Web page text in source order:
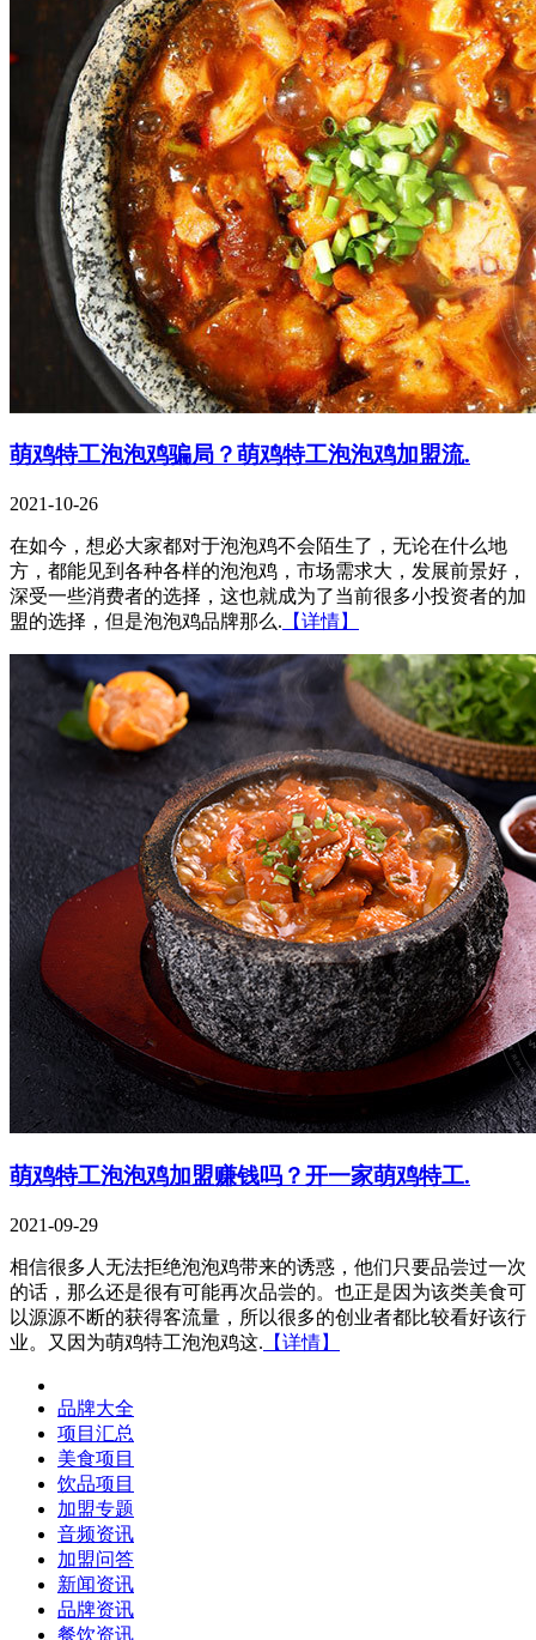
萌鸡特工泡泡鸡骗局？萌鸡特工泡泡鸡加盟流.
2021-10-26
在如今，想必大家都对于泡泡鸡不会陌生了，无论在什么地
方，都能见到各种各样的泡泡鸡，市场需求大，发展前景好，
深受一些消费者的选择，这也就成为了当前很多小投资者的加
盟的选择，但是泡泡鸡品牌那么. 【详情】
萌鸡特工泡泡鸡加盟赚钱吗？开一家萌鸡特工.
2021-09-29
相信很多人无法拒绝泡泡鸡带来的诱惑，他们只要品尝过一次
的话，那么还是很有可能再次品尝的。也正是因为该类美食可
以源源不断的获得客流量，所以很多的创业者都比较看好该行
业。又因为萌鸡特工泡泡鸡这. 【详情】
品牌大全
项目汇总
美食项目
饮品项目
加盟专题
音频资讯
加盟问答
新闻资讯
品牌资讯
餐饮资讯